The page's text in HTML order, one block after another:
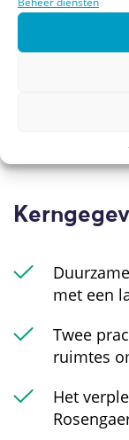
met een
Twee
ruimtes
Het